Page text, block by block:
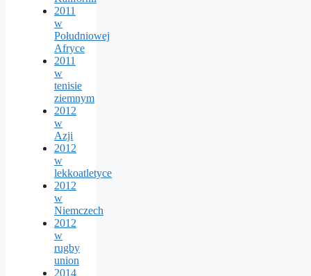
2011
w
Południowej
Afryce
2011
w
tenisie
ziemnym
2012
w
Azji
2012
w
lekkoatletyce
2012
w
Niemczech
2012
w
rugby
union
2014